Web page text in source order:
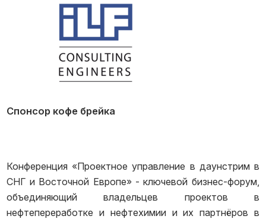
Спонсор кофе брейка
Конференция «Проектное управление в даунстрим в
СНГ и Восточной Европе» - ключевой бизнес-форум,
объединяющий владельцев проектов в
нефтепереработке и нефтехимии и их партнёров в